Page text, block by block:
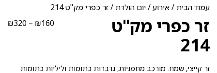
עמוד הבית /אירוע/יום הולדת / זר כפרי מק"ט 214
זר כפרי מק"ט
214
₪160
–
₪320
זר קייצי, שמח. מורכב מחמניות, גרברות כתומות וליליות כתומות